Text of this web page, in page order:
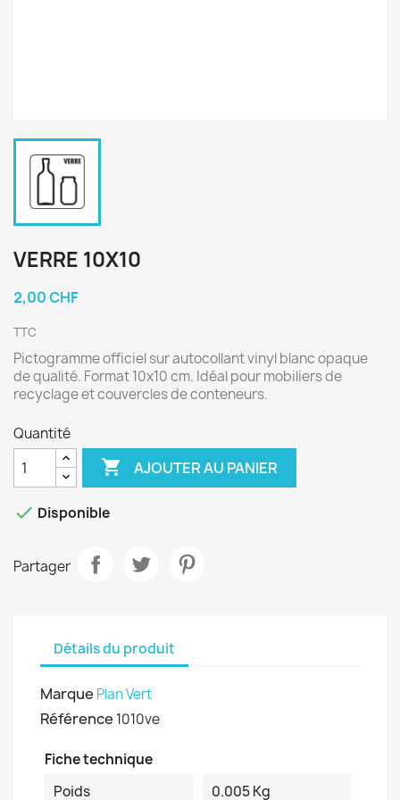
VERRE 10X10
2,00 CHF
TTC
Pictogramme officiel sur autocollant vinyl blanc opaque
de qualité. Format 10x10 cm. Idéal pour mobiliers de
recyclage et couvercles de conteneurs.
Quantité
 AJOUTER AU PANIER
 Disponible
Partager
Détails du produit
Marque Plan Vert
Référence 1010ve
Fiche technique
Poids
0.005 Kg